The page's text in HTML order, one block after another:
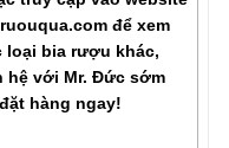
để xem
loại bia rượu khác,
hệ với Mr. Đức sớm
hàng ngay!